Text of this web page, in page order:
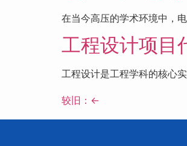
在当今高压的学术环境中，
工程设计项目
工程设计是工程学科的核心
较旧： ←